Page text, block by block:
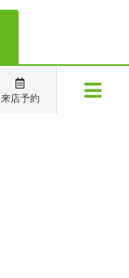
来店予約